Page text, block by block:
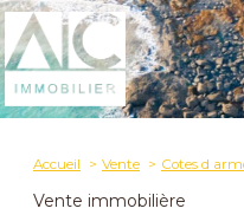
Accueil
Accueil Vente Cotes d
Vente immobilière